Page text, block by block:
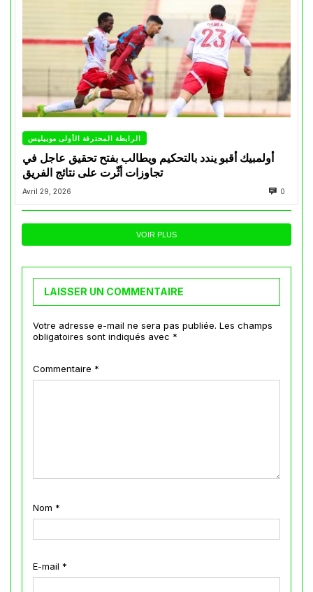
الرابطة المحترفة الأولى موبيليس
أولمبيك أقبو يندد بالتحكيم ويطالب بفتح تحقيق عاجل في
تجاوزات أثّرت على نتائج الفريق
Avril 29, 2026 0
VOIR PLUS
LAISSER UN COMMENTAIRE
Votre adresse e-mail ne sera pas publiée. Les champs
obligatoires sont indiqués avec *
Commentaire *
Nom *
E-mail *